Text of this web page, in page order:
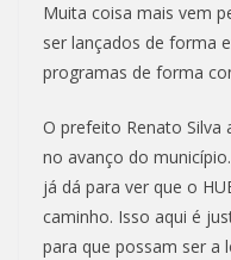
Muita coisa mais vem
ser lançados de forma
programas de forma
O prefeito Renato Silva
no avanço do
já dá para ver que o
caminho. Isso aqui é
para que possam ser a